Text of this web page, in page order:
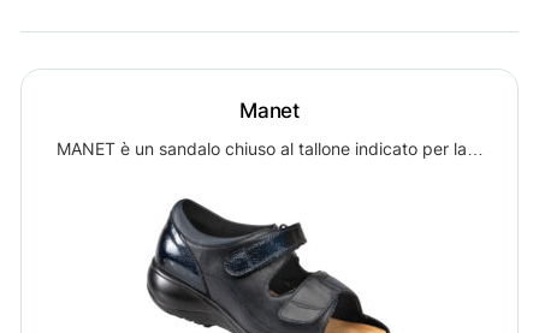
Manet
MANET è un sandalo chiuso al tallone indicato per la…